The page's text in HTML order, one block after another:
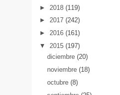
► 2018 (119)
► 2017 (242)
► 2016 (161)
▼ 2015 (197)
diciembre (20)
noviembre (18)
octubre (8)